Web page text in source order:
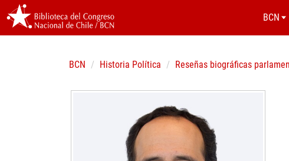
BCN
BCN Historia Política Reseñas biográficas